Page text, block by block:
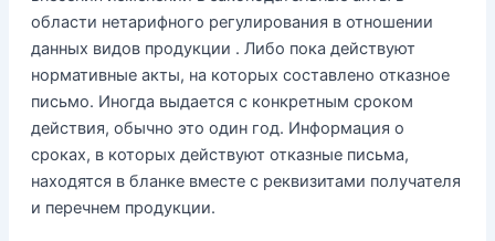
области нетарифного регулирования в отношении
данных видов продукции . Либо пока действуют
нормативные акты, на которых составлено отказное
письмо. Иногда выдается с конкретным сроком
действия, обычно это один год. Информация о
сроках, в которых действуют отказные письма,
находятся в бланке вместе с реквизитами получателя
и перечнем продукции.